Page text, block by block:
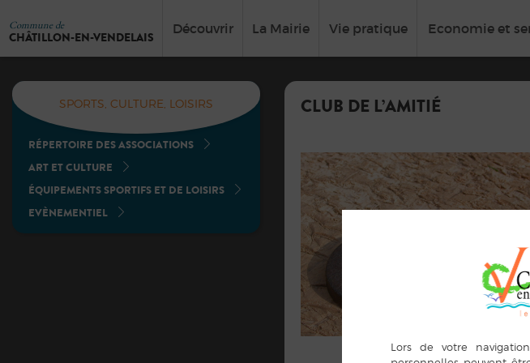
Commune de
CHÂTILLON-EN-VENDELAIS
Découvrir La Mairie Vie pratique Economie et
SPORTS, CULTURE, LOISIRS
RÉPERTOIRE DES ASSOCIATIONS
ART ET CULTURE
ÉQUIPEMENTS SPORTIFS ET DE LOISIRS
EVÈNEMENTIEL
CLUB DE L’AMITIÉ